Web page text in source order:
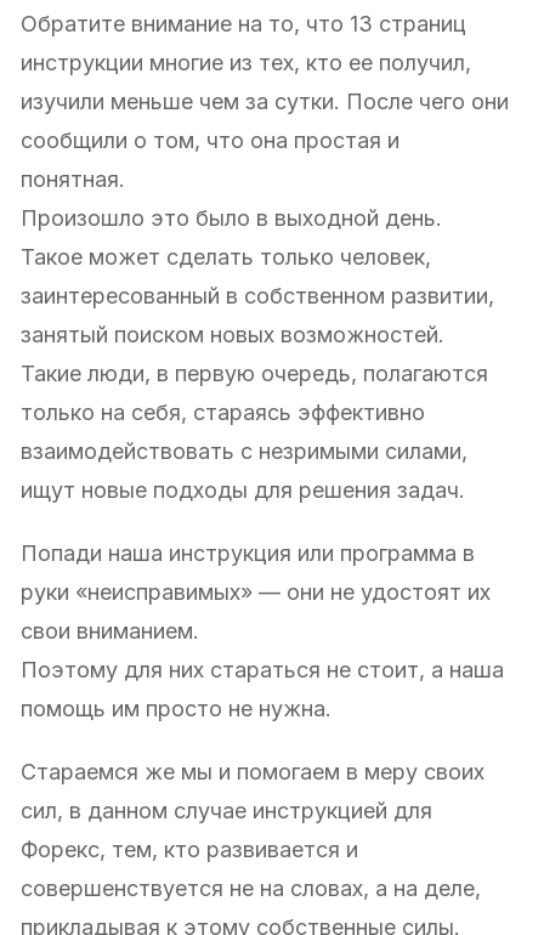
Обратите внимание на то, что 13 страниц
инструкции многие из тех, кто ее получил,
изучили меньше чем за сутки. После чего они
сообщили о том, что она простая и
понятная.
Произошло это было в выходной день.
Такое может сделать только человек,
заинтересованный в собственном развитии,
занятый поиском новых возможностей.
Такие люди, в первую очередь, полагаются
только на себя, стараясь эффективно
взаимодействовать с незримыми силами,
ищут новые подходы для решения задач.
Попади наша инструкция или программа в
руки «неисправимых» — они не удостоят их
свои вниманием.
Поэтому для них стараться не стоит, а наша
помощь им просто не нужна.
Стараемся же мы и помогаем в меру своих
сил, в данном случае инструкцией для
Форекс, тем, кто развивается и
совершенствуется не на словах, а на деле,
прикладывая к этому собственные силы.